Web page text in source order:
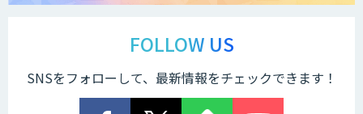
低コスト・短納期のAI受託開発
FOLLOW US
SNSをフォローして、最新情報をチェックできます！